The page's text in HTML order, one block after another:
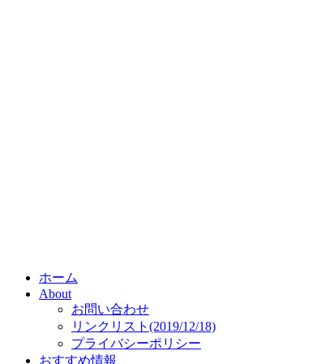
ホーム
About
お問い合わせ
リンクリスト(2019/12/18)
プライバシーポリシー
おすすめ情報